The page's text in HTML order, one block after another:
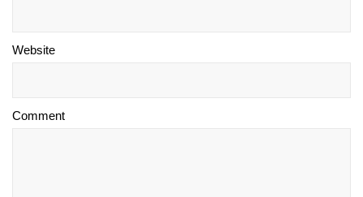
Website
Comment